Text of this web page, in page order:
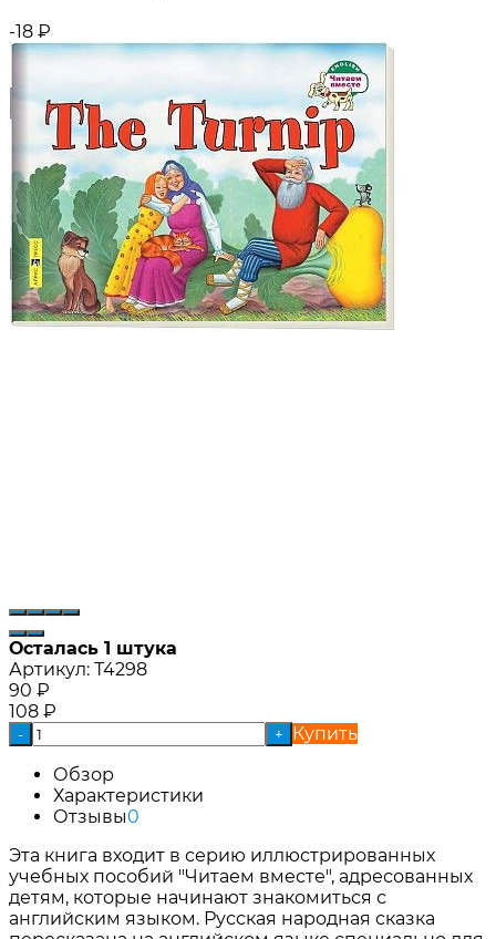
-18 ₽
Осталась 1 штука
Артикул: Т4298
90 ₽
108 ₽
- +
Купить
Обзор
Характеристики
Отзывы0
Эта книга входит в серию иллюстрированных
учебных пособий "Читаем вместе", адресованных
детям, которые начинают знакомиться с
английским языком. Русская народная сказка